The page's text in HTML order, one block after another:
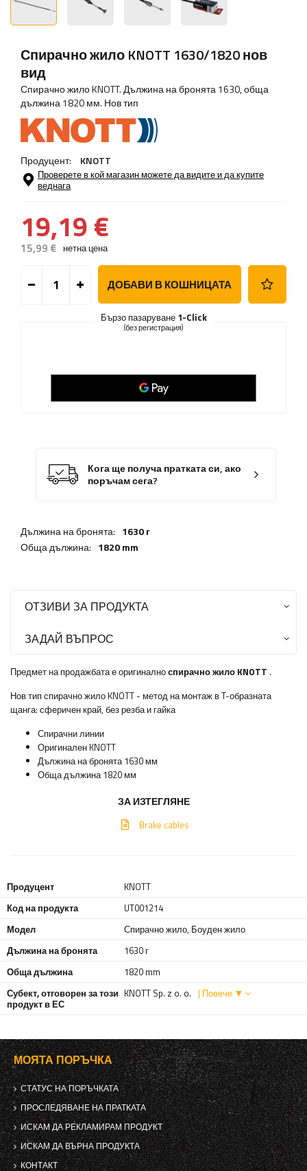
Спирачно жило KNOTT 1630/1820 нов
вид
Спирачно жило KNOTT. Дължина на бронята 1630, обща
дължина 1820 мм. Нов тип
Продуцент: KNOTT
Проверете в кой магазин можете да видите и да купите
веднага
19,19 €
15,99 € нетна цена
ДОБАВИ В КОШНИЦАТА
Бързо пазаруване 1-Click
(без регистрация)
Кога ще получа пратката си, ако
поръчам сега?
Дължина на бронята: 1630 г
Обща дължина: 1820 mm
ОТЗИВИ ЗА ПРОДУКТА
ЗАДАЙ ВЪПРОС
Предмет на продажбата е оригиналноспирачно жило KNOTT .
Нов тип спирачно жило KNOTT - метод на монтаж в T-образната
щанга: сферичен край, без резба и гайка
Спирачни линии
Оригинален KNOTT
Дължина на бронята 1630 мм
Обща дължина 1820 мм
ЗА ИЗТЕГЛЯНЕ
Brake cables
Продуцент
KNOTT
Код на продукта
UT001214
Модел
Спирачно жило, Боуден жило
Дължина на бронята
1630 г
Обща дължина
1820 mm
Субект, отговорен за този
продукт в ЕС
KNOTT Sp. z o. o. | Повече ▼
МОЯТА ПОРЪЧКА
СТАТУС НА ПОРЪЧКАТА
ПРОСЛЕДЯВАНЕ НА ПРАТКАТА
ИСКАМ ДА РЕКЛАМИРАМ ПРОДУКТ
ИСКАМ ДА ВЪРНА ПРОДУКТА
КОНТАКТ